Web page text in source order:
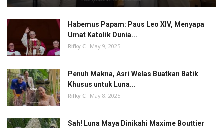
Habemus Papam: Paus Leo XIV, Menyapa
Umat Katolik Dunia...
Rifky C May 9, 2025
Penuh Makna, Asri Welas Buatkan Batik
Khusus untuk Luna...
Rifky C May 8, 2025
Sah! Luna Maya Dinikahi Maxime Bouttier